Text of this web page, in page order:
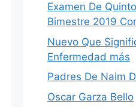
Examen De
Bimestre 2019
Nuevo Que
Enfermedad más
Padres De Naim
Oscar Garza Bello